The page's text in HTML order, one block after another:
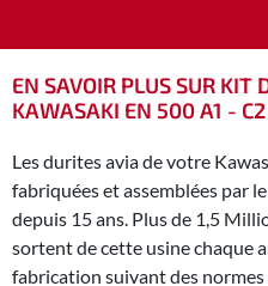
EN SAVOIR PLUS SUR KIT
KAWASAKI EN 500 A1 - C2
Les durites avia de votre
fabriquées et assemblées par
depuis 15 ans. Plus de 1,5
sortent de cette usine chaque
fabrication suivant des